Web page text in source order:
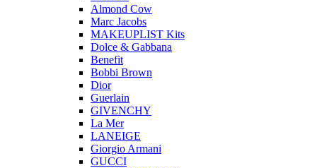
Almond Cow
Marc Jacobs
MAKEUPLIST Kits
Dolce & Gabbana
Benefit
Bobbi Brown
Dior
Guerlain
GIVENCHY
La Mer
LANEIGE
Giorgio Armani
GUCCI